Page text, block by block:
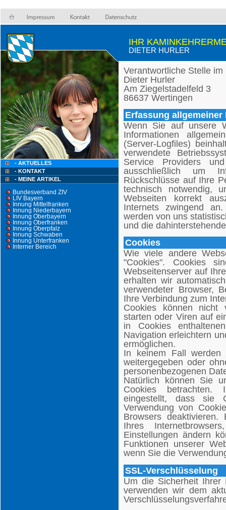
- AKTUELLES
- KONTAKT
- MEINE ARTIKEL
Bundesverband ZIV
LIV Bayern
Innung Mittelfranken
Innung Niederbayern
Innung Oberbayern
Innung Oberfranken
Innung Oberpfalz
Innung Schwaben
Innung Unterfranken
Interner Bereich
IHR
DIETER HURLER
Verantwortliche Stelle
Dieter Hurler
Am Ziegelstadelfeld 3
86637 Wertingen
Erfassung
Wenn Sie auf unsere
Informationen
(Server-Logfiles)
verwendete
Service Providers
ausschließlich um
Rückschlüsse auf Ihre
technisch notwendig,
Webseiten korrekt
Internets zwingend
werden von uns
und die
Cookies
Wie viele andere
"Cookies". Cookies
Webseitenserver auf
erhalten wir
verwendeter Browser,
Ihre Verbindung zum
Cookies können nicht
starten oder Viren auf
in Cookies
Navigation erleichtern
ermöglichen.
In keinem Fall
weitergegeben oder
personenbezogenen
Natürlich können Sie
Cookies betrachten.
eingestellt, dass sie
Verwendung von
Browsers
Ihres
Einstellungen ändern
Funktionen unserer
wenn Sie die
SSL-Verschlüsselung
Um die Sicherheit Ihrer
verwenden wir dem